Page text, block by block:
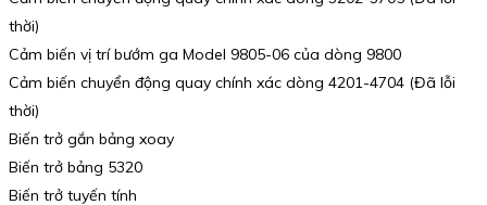
thời)
Cảm biến vị trí bướm ga Model 9805-06 của dòng 9800
Cảm biến chuyển động quay chính xác dòng 4201-4704 (Đã lỗi
thời)
Biến trở gắn bảng xoay
Biến trở bảng 5320
Biến trở tuyến tính